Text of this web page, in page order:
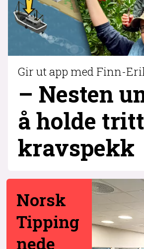
Gir ut app med Finn-
– Nesten
å holde
krav­spekk
Norsk
Tipping
nede